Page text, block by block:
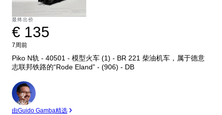
最终出价
€ 135
7周前
Piko N轨 - 40501 - 模型火车 (1) - BR 221 柴油机车，属于德意
志联邦铁路的“Rode Eland” - (906) - DB
专
家
由Guido Gamba精选